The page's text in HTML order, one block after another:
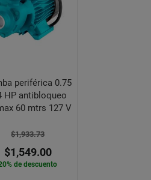
periférica 0.75
HP antibloqueo
60 mtrs 127 V
$1,933.73
$1,549.00
de descuento